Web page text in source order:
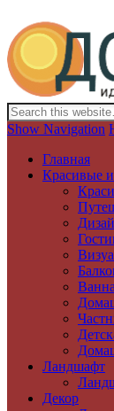
Дизайн
Show Navigation
Главная
Красивые
Ландшафт
Декор